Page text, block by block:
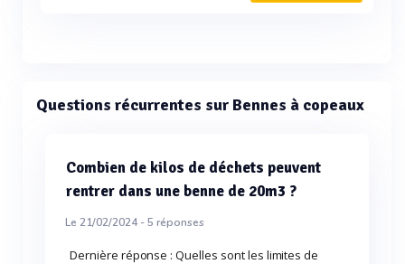
Questions récurrentes sur Bennes à copeaux
Combien de kilos de déchets peuvent
rentrer dans une benne de 20m3 ?
Le 21/02/2024 -5 réponses
Dernière réponse : Quelles sont les limites de